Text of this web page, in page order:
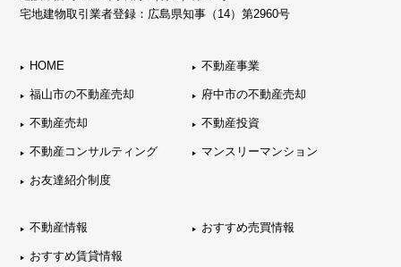
宅地建物取引業者登録：広島県知事（14）第2960号
HOME 不動産事業
福山市の不動産売却 府中市の不動産売却
不動産売却 不動産投資
不動産コンサルティング マンスリーマンション
お友達紹介制度
不動産情報 おすすめ売買情報
おすすめ賃貸情報